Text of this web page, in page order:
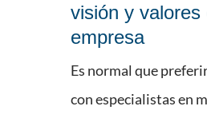
visión y valores
empresa
Es normal que
con especialistas en